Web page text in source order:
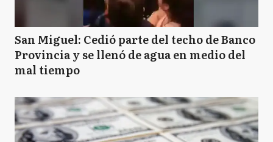
San Miguel: Cedió parte del techo de Banco
Provincia y se llenó de agua en medio del
mal tiempo